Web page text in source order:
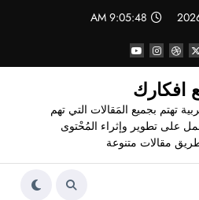
9:05:49 AM
افكارك
تهتم بجميع المَقالات التي تهم
على تطوير وإثراء المُحْتوى
مقالات متنوعة